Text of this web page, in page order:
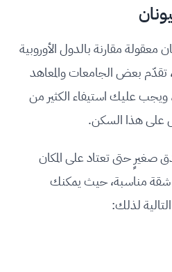
معقولة مقارنة بالدول الأوروبية
تقدّم بعض الجامعات والمعاهد
عليك استيفاء الكثير من
على هذا السكن.
صغيرٍ حتى تعتاد على المكان
شقة مناسبة، حيث يمكنك
التالية لذلك: